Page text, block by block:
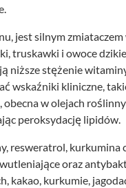
jest silnym
truskawki i owoce
niższe stężenie
wskaźniki kliniczne,
w olejach
peroksydację lipidów.
resweratrol, kurkumina
oraz
kakao, kurkumie,